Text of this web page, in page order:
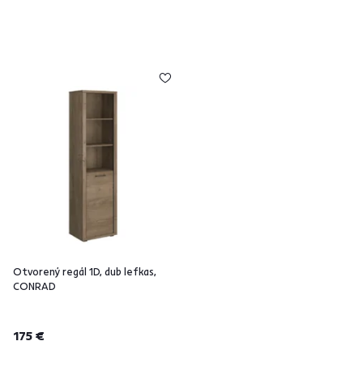
Otvorený regál 1D, dub lefkas,
CONRAD
175 €